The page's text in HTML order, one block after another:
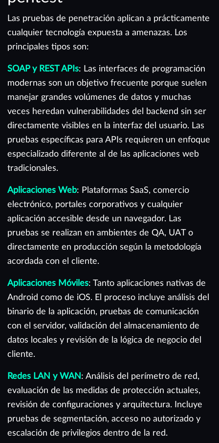
Las pruebas de penetración aplican a prácticamente
cualquier tecnología expuesta a amenazas. Los
principales tipos son:
SOAP y REST APIs: Las interfaces de programación
modernas son un objetivo frecuente porque suelen
manejar grandes volúmenes de datos y muchas
veces heredan vulnerabilidades del backend sin ser
directamente visibles en la interfaz del usuario. Las
pruebas específicas para APIs requieren un enfoque
especializado diferente al de las aplicaciones web
tradicionales.
Aplicaciones Web: Plataformas SaaS, comercio
electrónico, portales corporativos y cualquier
aplicación accesible desde un navegador. Las
pruebas se realizan en ambientes de QA, UAT o
directamente en producción según la metodología
acordada con el cliente.
Aplicaciones Móviles: Tanto aplicaciones nativas de
Android como de iOS. El proceso incluye análisis del
binario de la aplicación, pruebas de comunicación
con el servidor, validación del almacenamiento de
datos locales y revisión de la lógica de negocio del
cliente.
Redes LAN y WAN : Análisis del perímetro de red,
evaluación de las medidas de protección actuales,
revisión de configuraciones y arquitectura. Incluye
pruebas de segmentación, acceso no autorizado y
escalación de privilegios dentro de la red.